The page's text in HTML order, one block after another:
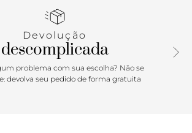
dedos, estilo dedeira, com aplicação de
na parte superior do pé, que seguem e
no calcanhar e contornam o tornozelo,
metálica lateral.
Devolução
descomplicada
problema com sua escolha? Não se
devolva seu pedido de forma gratuita